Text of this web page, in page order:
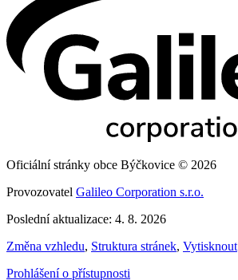
Oficiální stránky obce Býčkovice © 2026
Provozovatel Galileo Corporation s.r.o.
Poslední aktualizace: 4. 8. 2026
Změna vzhledu, Struktura stránek, Vytisknout
Prohlášení o přístupnosti